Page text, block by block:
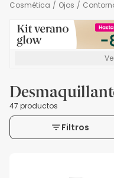
Cosmética / Ojos /
47 productos
Filtros